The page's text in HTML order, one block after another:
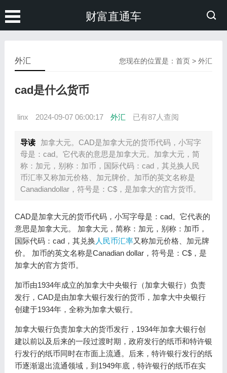
财富直通车
您现在的位置是：首页 >外汇
外汇
cad是什么货币
linx 2024-09-07 06:00:17 外汇 已有87人查阅
导读
加拿大元。CAD是加拿大元的货币代码，小写字
母是：cad。它代表的意思是加拿大元。加拿大元，简
称：加元，别称：加币，国际代码：cad，其兑换人民
币汇率又称加元价格、加元牌价。加币的英文名称是
Canadiandollar，符号是：C$，是加拿大的官方货币。
CAD是加拿大元的货币代码，小写字母是：cad。它代表的
意思是加拿大元。 加拿大元，简称：加元，别称：加币，
国际代码：cad，其兑换 人民币汇率又称加元价格、加元牌
价。 加币的英文名称是Canadian dollar，符号是：C$，是
加拿大的官方货币。
加币由1934年成立的加拿大中央银行（加拿大银行）负责
发行，CAD是由加拿大银行发行的货币，加拿大中央银行
创建于1934年，全称为加拿大银行。
加拿大银行负责加拿大的货币发行，1934年加拿大银行创
建以前以及后来的一段过渡时期，政府发行的纸币和特许银
行发行的纸币同时在市面上流通。后来，特许银行发行的纸
币逐渐退出流通领域，到1949年底，特许银行的纸币在实